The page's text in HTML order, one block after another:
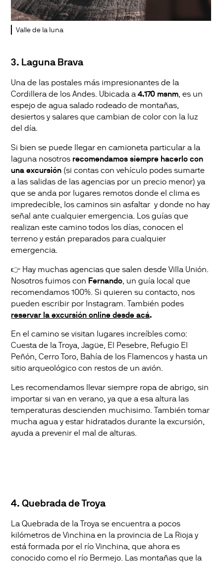
Valle de la luna
3. Laguna Brava
Una de las postales más impresionantes de la
Cordillera de los Andes. Ubicada a 4.170 msnm, es un
espejo de agua salado rodeado de montañas,
desiertos y salares que cambian de color con la luz
del día.
Si bien se puede llegar en camioneta particular a la
laguna nosotros recomendamos siempre hacerlo con
una excursión (si contas con vehículo podes sumarte
a las salidas de las agencias por un precio menor) ya
que se anda por lugares remotos donde el clima es
impredecible, los caminos sin asfaltar y donde no hay
señal ante cualquier emergencia. Los guías que
realizan este camino todos los días, conocen el
terreno y están preparados para cualquier
emergencia.
👉 Hay muchas agencias que salen desde Villa Unión.
Nosotros fuimos con Fernando , un guía local que
recomendamos 100%. Si quieren su contacto, nos
pueden escribir por Instagram. También podes
reservar la excursión online desde acá.
En el camino se visitan lugares increíbles como:
Cuesta de la Troya, Jagüe, El Pesebre, Refugio El
Peñón, Cerro Toro, Bahía de los Flamencos y hasta un
sitio arqueológico con restos de un avión.
Les recomendamos llevar siempre ropa de abrigo, sin
importar si van en verano, ya que a esa altura las
temperaturas descienden muchisimo. También tomar
mucha agua y estar hidratados durante la excursión,
ayuda a prevenir el mal de alturas.
4. Quebrada de Troya
La Quebrada de la Troya se encuentra a pocos
kilómetros de Vinchina en la provincia de La Rioja y
está formada por el río Vinchina, que ahora es
conocido como el río Bermejo. Las montañas que la